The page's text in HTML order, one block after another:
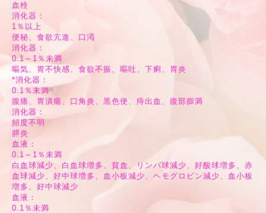
血栓
消化器：
1％以上
便秘、食欲亢進、口渇
消化器：
0.1～1％未満
嘔気、胃不快感、食欲不振、嘔吐、下痢、胃炎
*消化器：
0.1％未満
腹痛、胃潰瘍、口角炎、黒色便、痔出血、腹部膨満
消化器：
頻度不明
膵炎
血液：
0.1～1％未満
白血球減少、白血球増多、貧血、リンパ球減少、好酸球増多、赤
血球減少、好中球増多、血小板減少、ヘモグロビン減少、血小板
増多、好中球減少
血液：
0.1％未満